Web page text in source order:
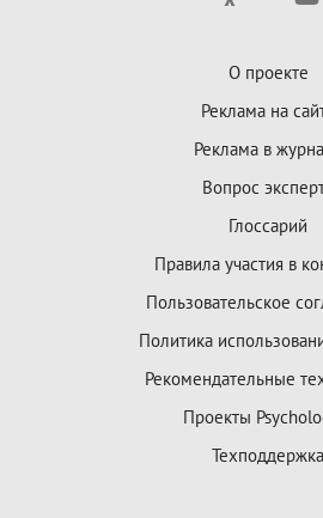
О проекте
Реклама на
Реклама в
Вопрос
Глоссарий
Правила участия в
Пользовательское
Политика
Рекомендательные
Проекты
Техподдержка